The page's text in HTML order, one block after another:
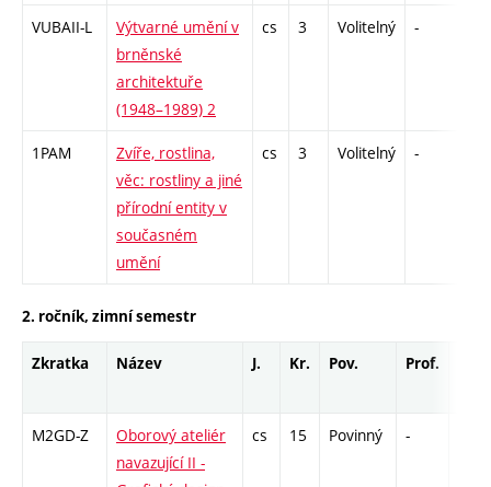
VUBAII-L
Výtvarné umění v
brněnské
architektuře
(1948–1989) 2
cs 3 Volitelný -
1PAM
Zvíře, rostlina,
věc: rostliny a jiné
přírodní entity v
současném
umění
cs 3 Volitelný -
2. ročník, zimní semestr
Zkratka Název J. Kr. Pov. Prof.
M2GD-Z
Oborový ateliér
navazující II -
cs 15 Povinný -